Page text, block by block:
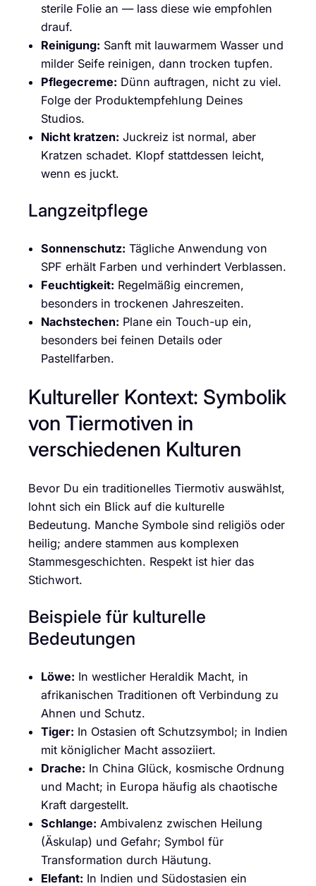
sterile Folie an — lass diese wie empfohlen
drauf.
Reinigung: Sanft mit lauwarmem Wasser und
milder Seife reinigen, dann trocken tupfen.
Pflegecreme: Dünn auftragen, nicht zu viel.
Folge der Produktempfehlung Deines
Studios.
Nicht kratzen: Juckreiz ist normal, aber
Kratzen schadet. Klopf stattdessen leicht,
wenn es juckt.
Langzeitpflege
Sonnenschutz: Tägliche Anwendung von
SPF erhält Farben und verhindert Verblassen.
Feuchtigkeit: Regelmäßig eincremen,
besonders in trockenen Jahreszeiten.
Nachstechen: Plane ein Touch-up ein,
besonders bei feinen Details oder
Pastellfarben.
Kultureller Kontext: Symbolik
von Tiermotiven in
verschiedenen Kulturen
Bevor Du ein traditionelles Tiermotiv auswählst,
lohnt sich ein Blick auf die kulturelle
Bedeutung. Manche Symbole sind religiös oder
heilig; andere stammen aus komplexen
Stammesgeschichten. Respekt ist hier das
Stichwort.
Beispiele für kulturelle
Bedeutungen
Löwe: In westlicher Heraldik Macht, in
afrikanischen Traditionen oft Verbindung zu
Ahnen und Schutz.
Tiger: In Ostasien oft Schutzsymbol; in Indien
mit königlicher Macht assoziiert.
Drache: In China Glück, kosmische Ordnung
und Macht; in Europa häufig als chaotische
Kraft dargestellt.
Schlange: Ambivalenz zwischen Heilung
(Äskulap) und Gefahr; Symbol für
Transformation durch Häutung.
Elefant: In Indien und Südostasien ein